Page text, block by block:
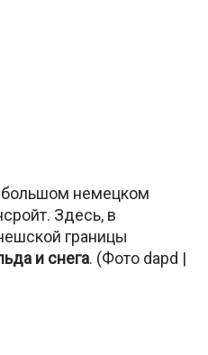
немецком
Здесь, в
границы
и снега. (Фото dapd |